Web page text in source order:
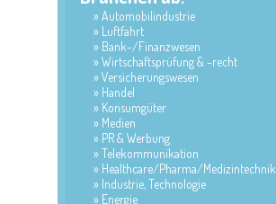
Automobilindustrie
Luftfahrt
Bank-/Finanzwesen
Wirtschaftsprüfung & -recht
Versicherungswesen
Handel
Konsumgüter
Medien
PR & Werbung
Telekommunikation
Healthcare/Pharma/Medizintechnik
Industrie, Technologie
Energie